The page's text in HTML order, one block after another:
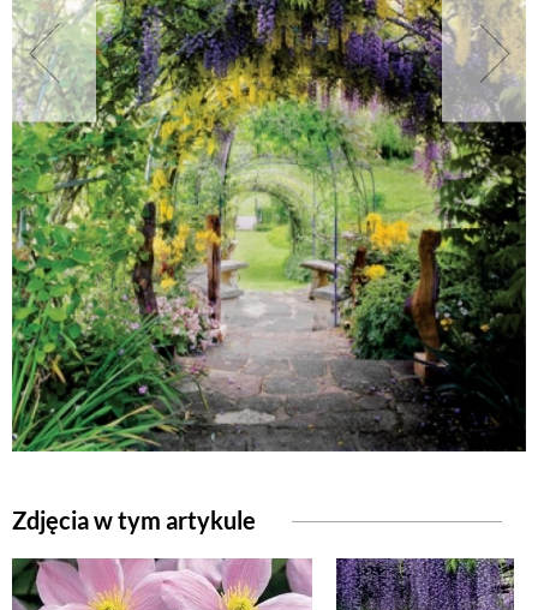
Zdjęcia w tym artykule
NATURALNIE
URODA
NATURALNA APTECZKA
DLA DOMU
EKO ŻYCIE
PRZYRODA
ZWIERZĘTA DOMOWE
ZWIERZĘTA W NATURZE